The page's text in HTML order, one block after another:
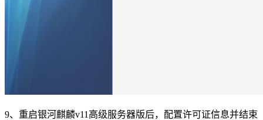
9、重启银河麒麟v11高级服务器版后，配置许可证信息并结束